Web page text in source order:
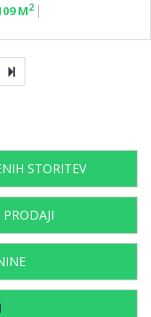
M2
STORITEV